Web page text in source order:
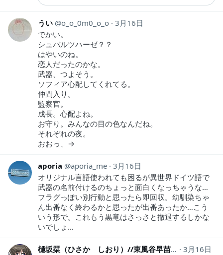
うい o_o_0m0_o_o 3月16日
でかい。
シュバルツハーゼ？？
はやいのね。
恋人だったのかな。
武器、つよそう。
ソフィア心配してくれてる。
仲間入り。
監察官。
成長。心配よね。
お守り。みんなの目の色なんだね。
それぞれの夜。
おおっ、→
aporia aporia_me 3月16日
オリジナル言語使われても困るが異世界ドイツ語で
武器の名前付けるのちょっと面白くなっちゃうな…
フラグっぽい別行動と思ったら即回収。幼馴染ちゃ
ん出番なく終わるかと思ったが出番あったか…こう
いう形で。これもう黒竜はさっさと撤退するしかな
いでしょ…
樋坂栞（ひさか しおり）//東風谷早苗至上主義者
3月16日